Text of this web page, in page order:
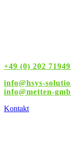
+49 (0) 202
info@hsys-
info@metten-
Kontakt